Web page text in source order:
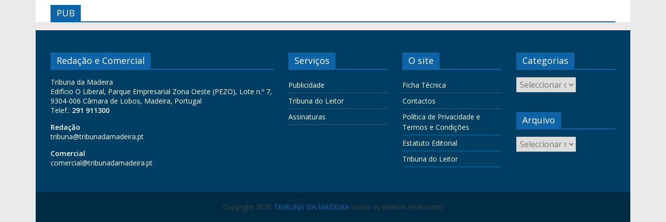
PUB
Redação e Comercial
Tribuna da Madeira
Edifício O Liberal, Parque Empresarial Zona Oeste (PEZO), Lote n.º 7,
9304-006 Câmara de Lobos, Madeira, Portugal
Telef.: 291 911300
Redação
tribuna@tribunadamadeira.pt
Comercial
comercial@tribunadamadeira.pt
Serviços
Publicidade
Tribuna do Leitor
Assinaturas
O site
Ficha Técnica
Contactos
Política de Privacidade e
Termos e Condições
Estatuto Editorial
Tribuna do Leitor
Categorias
Arquivo
Copyright 2026 TRIBUNA DA MADEIRAtodos os direitos reservados